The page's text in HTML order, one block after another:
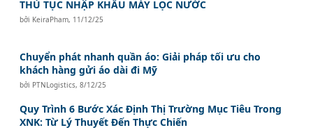
THỦ TỤC NHẬP KHẨU MÁY LỌC NƯỚC
bởi KeiraPham, 11/12/25
Chuyển phát nhanh quần áo: Giải pháp tối ưu cho
khách hàng gửi áo dài đi Mỹ
bởi PTNLogistics,8/12/25
Quy Trình 6 Bước Xác Định Thị Trường Mục Tiêu Trong
XNK: Từ Lý Thuyết Đến Thực Chiến